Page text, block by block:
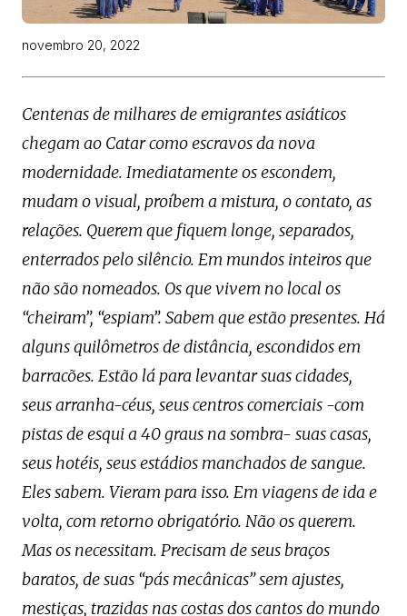
novembro 20, 2022
Centenas de milhares de emigrantes asiáticos
chegam ao Catar como escravos da nova
modernidade. Imediatamente os escondem,
mudam o visual, proíbem a mistura, o contato, as
relações. Querem que fiquem longe, separados,
enterrados pelo silêncio. Em mundos inteiros que
não são nomeados. Os que vivem no local os
“cheiram”, “espiam”. Sabem que estão presentes. Há
alguns quilômetros de distância, escondidos em
barracões. Estão lá para levantar suas cidades,
seus arranha-céus, seus centros comerciais -com
pistas de esqui a 40 graus na sombra- suas casas,
seus hotéis, seus estádios manchados de sangue.
Eles sabem. Vieram para isso. Em viagens de ida e
volta, com retorno obrigatório. Não os querem.
Mas os necessitam. Precisam de seus braços
baratos, de suas “pás mecânicas” sem ajustes,
mestiças, trazidas nas costas dos cantos do mundo